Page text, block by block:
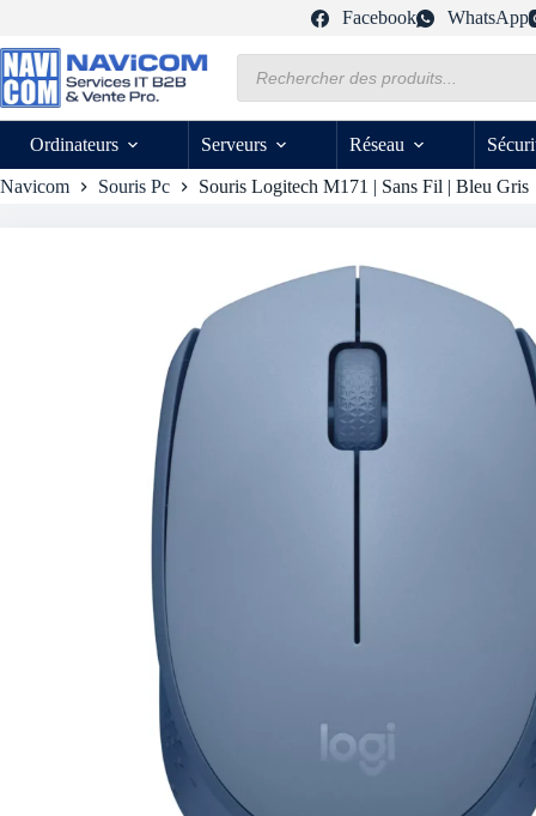
contenu
Facebook WhatsApp
produits
Ordinateurs Serveurs Réseau
Navicom Souris Pc Souris Logitech M171 | Sans Fil | Bleu Gris